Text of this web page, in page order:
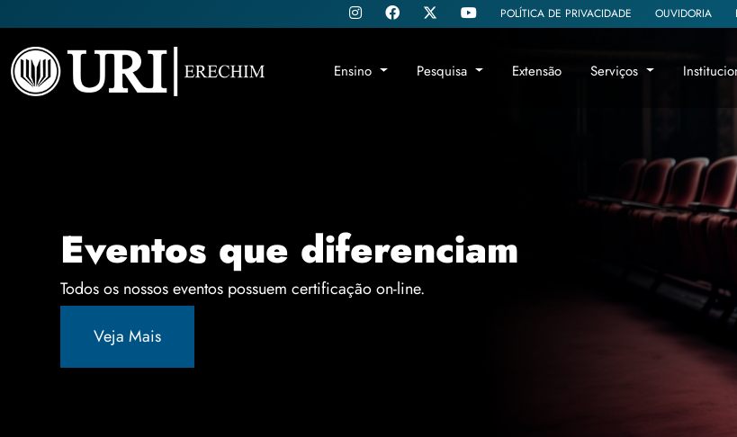
Ensino Pesquisa Extensão Serviços
POLÍTICA DE PRIVACIDADE OUVIDORIA
Eventos que diferenciam
Todos os nossos eventos possuem certificação on-line.
Veja Mais